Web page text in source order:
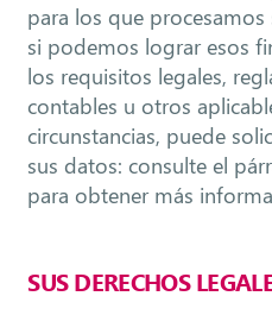
para los que
si podemos lograr esos
los requisitos legales,
contables u otros
circunstancias, puede
sus datos: consulte el
para obtener más
SUS DERECHOS